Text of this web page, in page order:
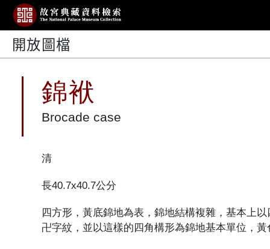
開放圖檔
錦袱
Brocade case
清
長40.7x40.7公分
四方形，黃底錦地為表，錦地結構複雜，基本上
卍字紋，並以這樣的四角構形為錦地基本單位，